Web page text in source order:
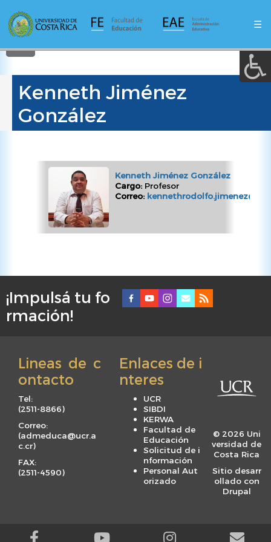
contenido
principal
☰
Kenneth Jiménez
González
Kenneth Jiménez González
Cargo: Profesor
Correo:
F
o
¡Impulsá tu fo
rmación!
Lineas de c
ontacto
Tel:
(2511-8866)
Correo:
(admeduca@ucr.a
c.cr)
FAX:
(2511-4590)
Enlaces de i
nteres
UCR
SIBDI
KERWA
Facultad de
Educación
Solicitud de i
nformación
Personal Aut
orizado
© 2026 Uni
versidad de
Costa Rica
Sitio desarr
ollado con
Drupal